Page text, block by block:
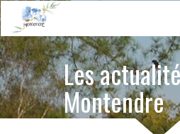
Les
Montendre